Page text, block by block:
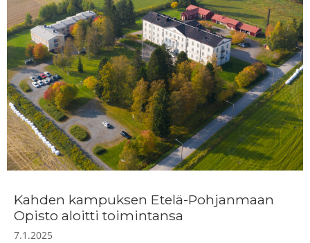
Kahden kampuksen Etelä-Pohjanmaan
Opisto aloitti toimintansa
7.1.2025